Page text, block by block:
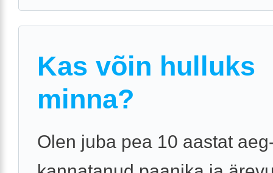
Kas võin hulluks
minna?
Olen juba pea 10 aastat